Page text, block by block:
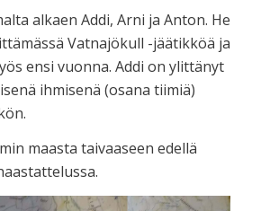
alkaen Addi, Arni ja Anton. He
Vatnajökull -jäätikköä ja
ensi vuonna. Addi on ylittänyt
ihmisenä (osana tiimiä)
maasta taivaaseen edellä